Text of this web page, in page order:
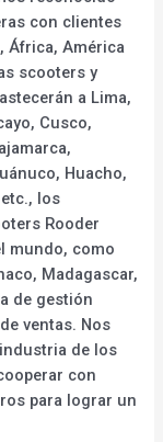
con clientes
África, América
scooters y
a Lima,
Cusco,
Huacho,
los
Rooder
mundo, como
Madagascar,
de gestión
ventas. Nos
de los
con
para lograr un